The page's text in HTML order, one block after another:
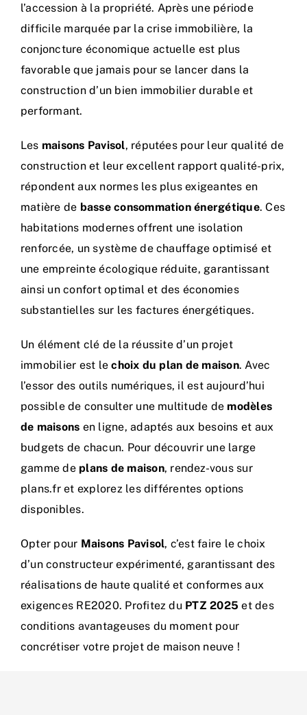
l’accession à la propriété. Après une période
difficile marquée par la crise immobilière, la
conjoncture économique actuelle est plus
favorable que jamais pour se lancer dans la
construction d’un bien immobilier durable et
performant.
Les maisons Pavisol, réputées pour leur qualité de
construction et leur excellent rapport qualité-prix,
répondent aux normes les plus exigeantes en
matière de basse consommation énergétique. Ces
habitations modernes offrent une isolation
renforcée, un système de chauffage optimisé et
une empreinte écologique réduite, garantissant
ainsi un confort optimal et des économies
substantielles sur les factures énergétiques.
Un élément clé de la réussite d’un projet
immobilier est lechoix du plan de maison. Avec
l’essor des outils numériques, il est aujourd’hui
possible de consulter une multitude de modèles
de maisons en ligne, adaptés aux besoins et aux
budgets de chacun. Pour découvrir une large
gamme de plans de maison, rendez-vous sur
plans.fret explorez les différentes options
disponibles.
Opter pour Maisons Pavisol, c’est faire le choix
d’un constructeur expérimenté, garantissant des
réalisations de haute qualité et conformes aux
exigences RE2020. Profitez du PTZ 2025 et des
conditions avantageuses du moment pour
concrétiser votre projet de maison neuve !